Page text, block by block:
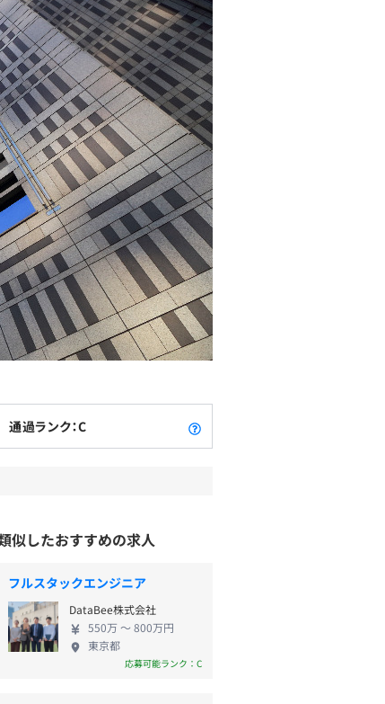
通過ランク：C
似したおすすめの求人
フルスタックエンジニア
DataBee株式会社
550万 〜 800万円
東京都
応募可能ランク：C